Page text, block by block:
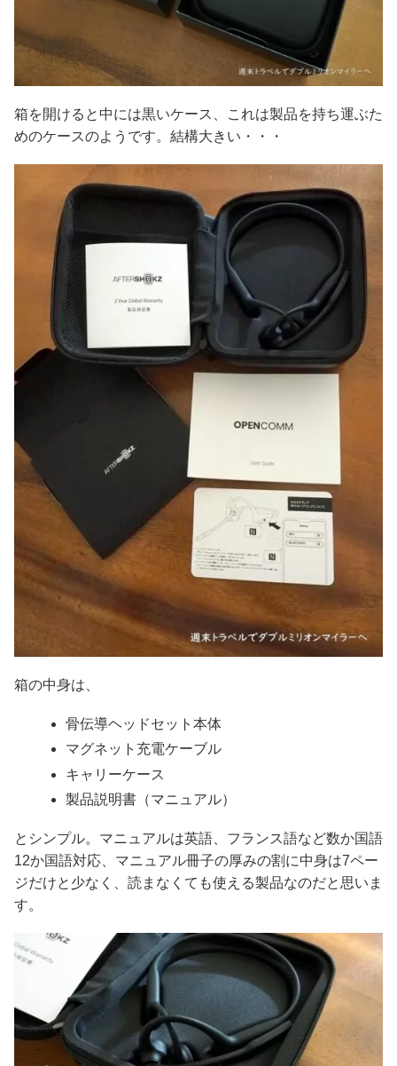
箱を開けると中には黒いケース、これは製品を持ち運ぶた
めのケースのようです。結構大きい・・・
箱の中身は、
骨伝導ヘッドセット本体
マグネット充電ケーブル
キャリーケース
製品説明書（マニュアル）
とシンプル。マニュアルは英語、フランス語など数か国語
12か国語対応、マニュアル冊子の厚みの割に中身は7ペー
ジだけと少なく、読まなくても使える製品なのだと思いま
す。